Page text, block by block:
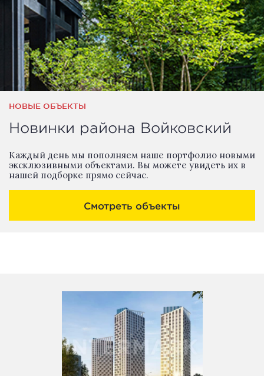
НОВЫЕ ОБЪЕКТЫ
Новинки района Войковский
Каждый день мы пополняем наше портфолио новыми
эксклюзивными объектами. Вы можете увидеть их в
нашей подборке прямо сейчас.
Смотреть объекты